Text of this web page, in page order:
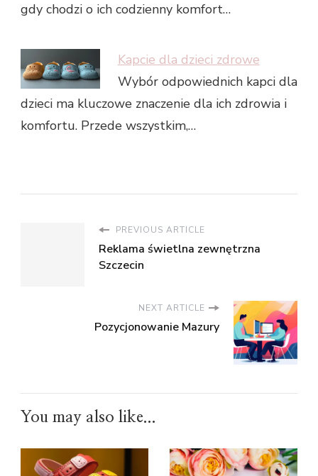
gdy chodzi o ich codzienny komfort…
Kapcie dla dzieci zdrowe
Wybór odpowiednich kapci dla
dzieci ma kluczowe znaczenie dla ich zdrowia i
komfortu. Przede wszystkim,…
PREVIOUS ARTICLE
Reklama świetlna zewnętrzna
Szczecin
NEXT ARTICLE
Pozycjonowanie Mazury
You may also like...